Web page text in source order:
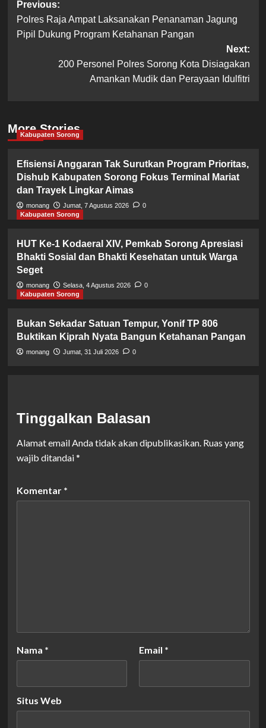
Post
navigation
Previous:
Polres Raja Ampat Laksanakan Penanaman Jagung
Pipil Dukung Program Ketahanan Pangan
Next:
200 Personel Polres Sorong Kota Disiagakan
Amankan Mudik dan Perayaan Idulfitri
More Stories
Kabupaten Sorong
Efisiensi Anggaran Tak Surutkan Program Prioritas,
Dishub Kabupaten Sorong Fokus Terminal Mariat
dan Trayek Lingkar Aimas
monang Jumat, 7 Agustus 2026
0
Kabupaten Sorong
HUT Ke-1 Kodaeral XIV, Pemkab Sorong Apresiasi
Bhakti Sosial dan Bhakti Kesehatan untuk Warga
Seget
monang Selasa, 4 Agustus 2026
0
Kabupaten Sorong
Bukan Sekadar Satuan Tempur, Yonif TP 806
Buktikan Kiprah Nyata Bangun Ketahanan Pangan
monang Jumat, 31 Juli 2026 0
Tinggalkan Balasan
Alamat email Anda tidak akan dipublikasikan. Ruas yang
wajib ditandai*
Komentar *
Nama * Email *
Situs Web